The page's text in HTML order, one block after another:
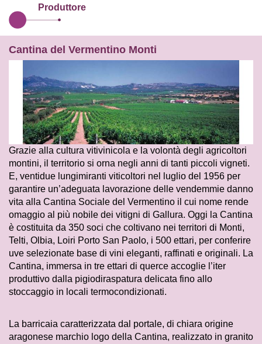
Produttore
Cantina del Vermentino Monti
Grazie alla cultura vitivinicola e la volontà degli agricoltori
montini, il territorio si orna negli anni di tanti piccoli vigneti.
E, ventidue lungimiranti viticoltori nel luglio del 1956 per
garantire un’adeguata lavorazione delle vendemmie danno
vita alla Cantina Sociale del Vermentino il cui nome rende
omaggio al più nobile dei vitigni di Gallura. Oggi la Cantina
è costituita da 350 soci che coltivano nei territori di Monti,
Telti, Olbia, Loiri Porto San Paolo, i 500 ettari, per conferire
uve selezionate base di vini eleganti, raffinati e originali. La
Cantina, immersa in tre ettari di querce accoglie l’iter
produttivo dalla pigiodiraspatura delicata fino allo
stoccaggio in locali termocondizionati.
La barricaia caratterizzata dal portale, di chiara origine
aragonese marchio logo della Cantina, realizzato in granito